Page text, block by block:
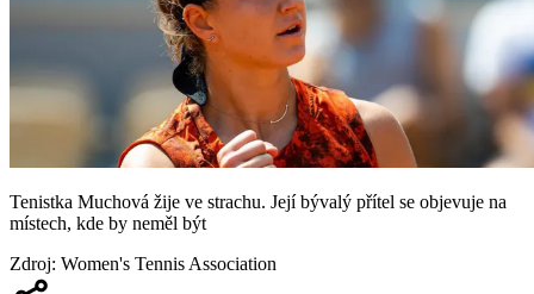
Tenistka Muchová žije ve strachu. Její bývalý přítel se objevuje na
místech, kde by neměl být
Zdroj: Women's Tennis Association